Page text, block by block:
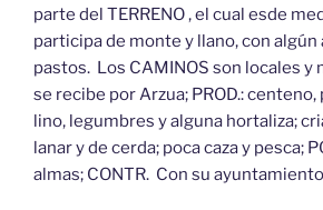
parte del TERRENO , el cual esde
participa de monte y llano, con algún
pastos. Los CAMINOS son locales y
se recibe por Arzua; PROD.: centeno,
lino, legumbres y alguna hortaliza;
lanar y de cerda; poca caza y pesca;
almas; CONTR. Con su